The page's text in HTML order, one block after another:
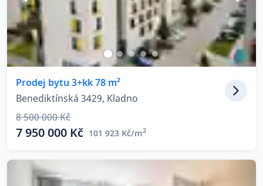
Prodej bytu 3+kk 78 m²
Benediktínská 3429, Kladno
8 500 000 Kč
7 950 000 Kč 101 923 Kč/m2